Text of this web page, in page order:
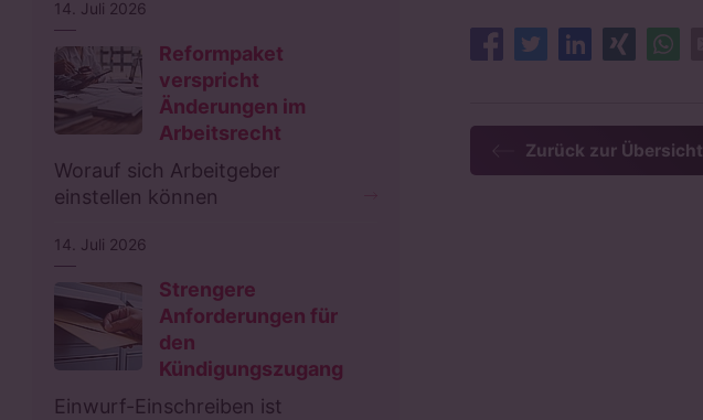
FacebookTwitterLinkedIn
XING
Zurück zur Übersicht
14. Juli 2026
Reformpaket
verspricht
Änderungen im
Arbeitsrecht
Worauf sich Arbeitgeber
einstellen können
14. Juli 2026
Strengere
Anforderungen für
den
Kündigungszugang
Einwurf-Einschreiben ist